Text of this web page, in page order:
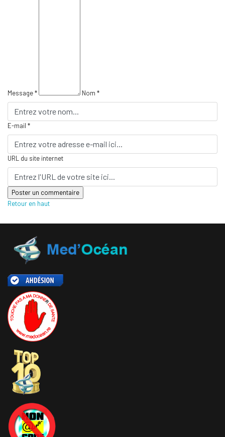
Message * Nom *
E-mail *
URL du site internet
Retour en haut